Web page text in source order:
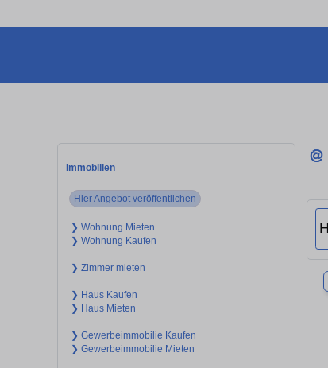
Immobilien
Hier Angebot veröffentlichen
❯ Wohnung Mieten
❯ Wohnung Kaufen
❯ Zimmer mieten
❯ Haus Kaufen
❯ Haus Mieten
❯ Gewerbeimmobilie Kaufen
❯ Gewerbeimmobilie Mieten